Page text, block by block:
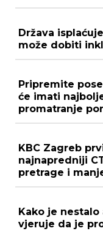
Država
može dobiti
Pripremite
će imati
promatranje
KBC Zagreb
najnapredniji
pretrage i
Kako je
vjeruje da je